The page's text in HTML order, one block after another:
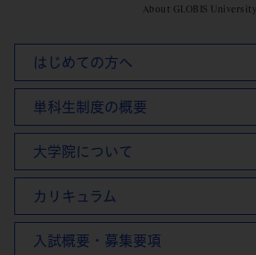
About GLOBIS University
はじめての方へ
単科生制度の概要
大学院について
カリキュラム
入試概要・募集要項